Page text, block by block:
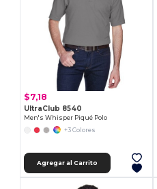
$7,18
UltraClub 8540
Men's Whisper Piqué Polo
+3 Colores
Agregar al Carrito